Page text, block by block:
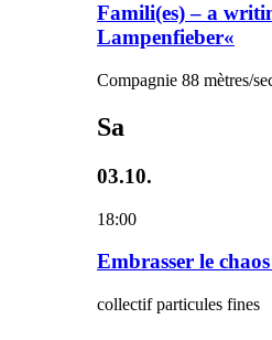
Famili(es) – a
Lampenfieber«
Compagnie 88 mètres/
Sa
03.10.
18:00
Embrasser le
collectif particules fines